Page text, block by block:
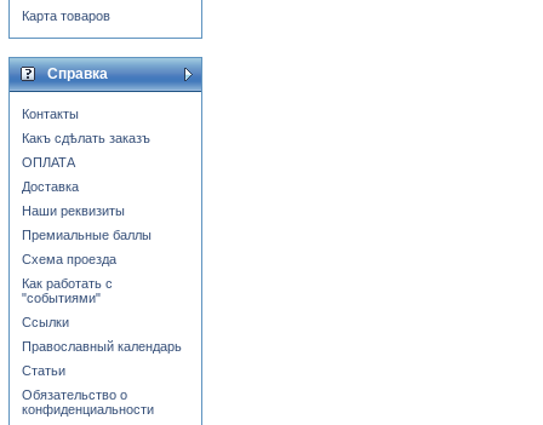
Карта товаров
Справка
Контакты
Какъ сдѣлать заказъ
ОПЛАТА
Доставка
Наши реквизиты
Премиальные баллы
Схема проезда
Как работать с
"событиями"
Ссылки
Православный календарь
Статьи
Обязательство о
конфиденциальности